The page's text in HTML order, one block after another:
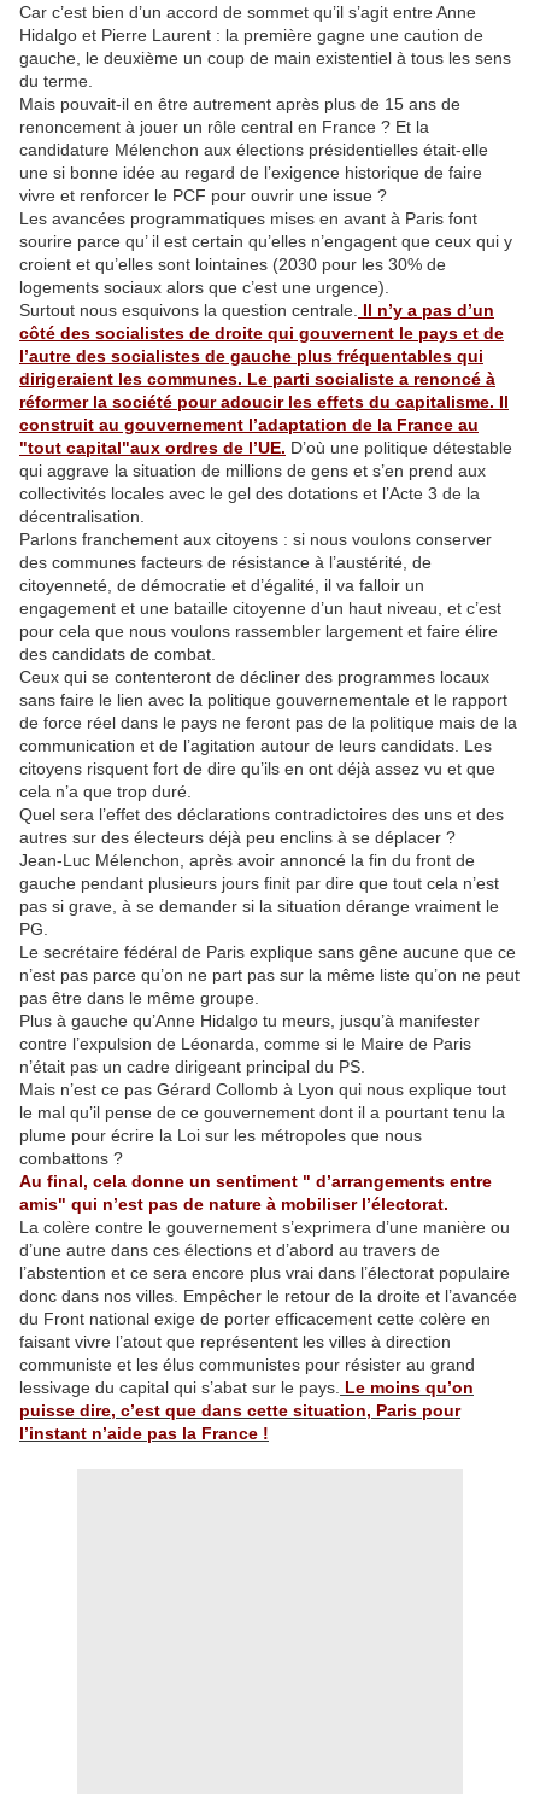
Car c’est bien d’un accord de sommet qu’il s’agit entre Anne
Hidalgo et Pierre Laurent : la première gagne une caution de
gauche, le deuxième un coup de main existentiel à tous les sens
du terme.
Mais pouvait-il en être autrement après plus de 15 ans de
renoncement à jouer un rôle central en France ? Et la
candidature Mélenchon aux élections présidentielles était-elle
une si bonne idée au regard de l’exigence historique de faire
vivre et renforcer le PCF pour ouvrir une issue ?
Les avancées programmatiques mises en avant à Paris font
sourire parce qu’ il est certain qu’elles n’engagent que ceux qui y
croient et qu’elles sont lointaines (2030 pour les 30% de
logements sociaux alors que c’est une urgence).
Surtout nous esquivons la question centrale. Il n’y a pas d’un
côté des socialistes de droite qui gouvernent le pays et de
l’autre des socialistes de gauche plus fréquentables qui
dirigeraient les communes. Le parti socialiste a renoncé à
réformer la société pour adoucir les effets du capitalisme. Il
construit au gouvernement l’adaptation de la France au
"tout capital"aux ordres de l’UE. D’où une politique détestable
qui aggrave la situation de millions de gens et s’en prend aux
collectivités locales avec le gel des dotations et l’Acte 3 de la
décentralisation.
Parlons franchement aux citoyens : si nous voulons conserver
des communes facteurs de résistance à l’austérité, de
citoyenneté, de démocratie et d’égalité, il va falloir un
engagement et une bataille citoyenne d’un haut niveau, et c’est
pour cela que nous voulons rassembler largement et faire élire
des candidats de combat.
Ceux qui se contenteront de décliner des programmes locaux
sans faire le lien avec la politique gouvernementale et le rapport
de force réel dans le pays ne feront pas de la politique mais de la
communication et de l’agitation autour de leurs candidats. Les
citoyens risquent fort de dire qu’ils en ont déjà assez vu et que
cela n’a que trop duré.
Quel sera l’effet des déclarations contradictoires des uns et des
autres sur des électeurs déjà peu enclins à se déplacer ?
Jean-Luc Mélenchon, après avoir annoncé la fin du front de
gauche pendant plusieurs jours finit par dire que tout cela n’est
pas si grave, à se demander si la situation dérange vraiment le
PG.
Le secrétaire fédéral de Paris explique sans gêne aucune que ce
n’est pas parce qu’on ne part pas sur la même liste qu’on ne peut
pas être dans le même groupe.
Plus à gauche qu’Anne Hidalgo tu meurs, jusqu’à manifester
contre l’expulsion de Léonarda, comme si le Maire de Paris
n’était pas un cadre dirigeant principal du PS.
Mais n’est ce pas Gérard Collomb à Lyon qui nous explique tout
le mal qu’il pense de ce gouvernement dont il a pourtant tenu la
plume pour écrire la Loi sur les métropoles que nous
combattons ?
Au final, cela donne un sentiment " d’arrangements entre
amis" qui n’est pas de nature à mobiliser l’électorat.
La colère contre le gouvernement s’exprimera d’une manière ou
d’une autre dans ces élections et d’abord au travers de
l’abstention et ce sera encore plus vrai dans l’électorat populaire
donc dans nos villes. Empêcher le retour de la droite et l’avancée
du Front national exige de porter efficacement cette colère en
faisant vivre l’atout que représentent les villes à direction
communiste et les élus communistes pour résister au grand
lessivage du capital qui s’abat sur le pays. Le moins qu’on
puisse dire, c’est que dans cette situation, Paris pour
l’instant n’aide pas la France !